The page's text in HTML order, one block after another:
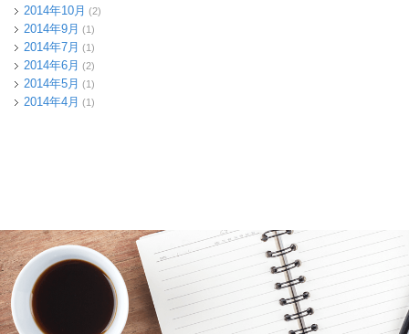
2014年10月 (2)
2014年9月 (1)
2014年7月 (1)
2014年6月 (2)
2014年5月 (1)
2014年4月 (1)